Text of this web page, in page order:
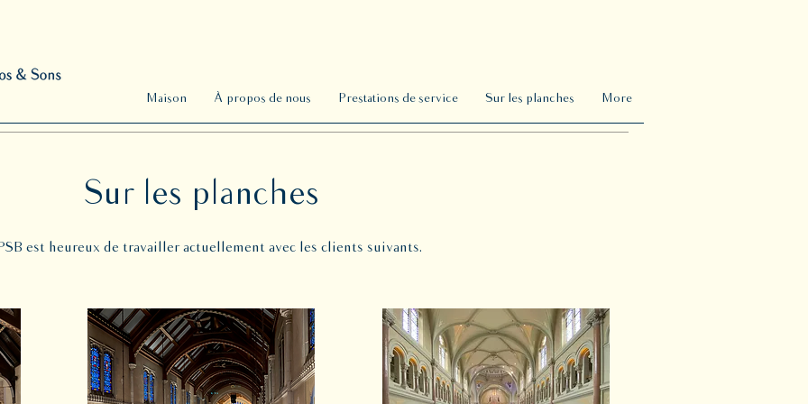
Maison À propos de nous Prestations de service Sur les planches More
Sur les planches
est heureux de travailler actuellement avec les clients suivants.